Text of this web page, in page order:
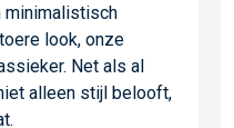
minimalistisch
look, onze
Net als al
alleen stijl belooft,